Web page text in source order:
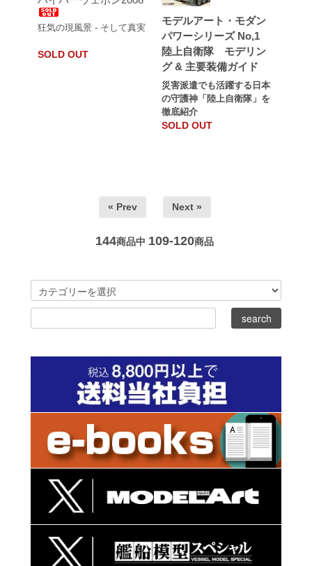
狂気の現風景 - そして真実
SOLD OUT
モデルアート・モダン
パワーシリーズ No,1
陸上自衛隊 モデリン
グ & 主要装備ガイド
災害派遣でも活躍する日本
の守護神「陸上自衛隊」を
徹底紹介
SOLD OUT
« Prev Next »
144商品中 109-120商品